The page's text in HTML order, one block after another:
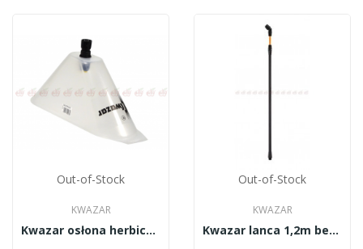
Out-of-Stock
KWAZAR
Kwazar osłona herbicydowa TPT.0206
Out-of-Stock
KWAZAR
Kwazar lanca 1,2m bez rączki...